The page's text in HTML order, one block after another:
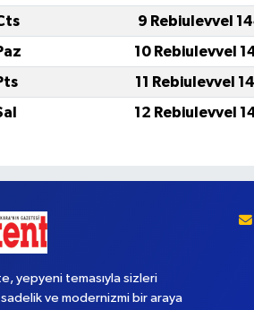
9 Rebiulevvel
10 Rebiulevvel
11 Rebiulevvel
12 Rebiulevvel
yepyeni temasıyla sizleri
ve modernizmi bir araya